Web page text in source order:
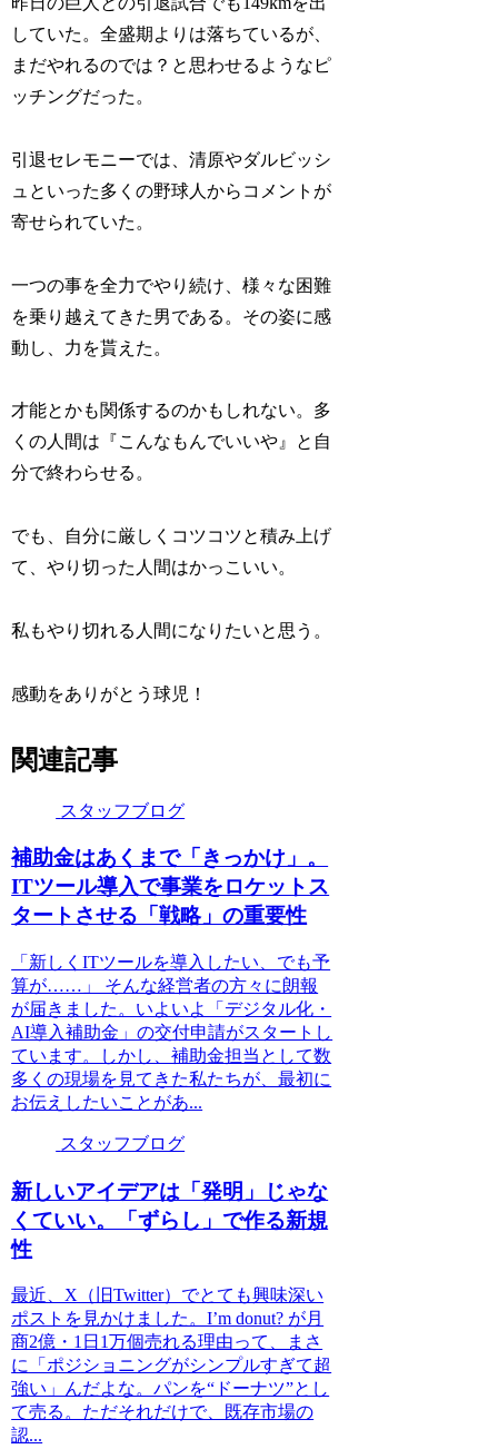
していた。全盛期よりは落ちているが、
まだやれるのでは？と思わせるようなピ
ッチングだった。
引退セレモニーでは、清原やダルビッシ
ュといった多くの野球人からコメントが
寄せられていた。
一つの事を全力でやり続け、様々な困難
を乗り越えてきた男である。その姿に感
動し、力を貰えた。
才能とかも関係するのかもしれない。多
くの人間は『こんなもんでいいや』と自
分で終わらせる。
でも、自分に厳しくコツコツと積み上げ
て、やり切った人間はかっこいい。
私もやり切れる人間になりたいと思う。
感動をありがとう球児！
関連記事
スタッフブログ
補助金はあくまで「きっかけ」。
ITツール導入で事業をロケットス
タートさせる「戦略」の重要性
「新しくITツールを導入したい、でも予
算が……」 そんな経営者の方々に朗報
が届きました。いよいよ「デジタル化・
AI導入補助金」の交付申請がスタートし
ています。しかし、補助金担当として数
多くの現場を見てきた私たちが、最初に
お伝えしたいことがあ...
スタッフブログ
新しいアイデアは「発明」じゃな
くていい。「ずらし」で作る新規
性
最近、X（旧Twitter）でとても興味深い
ポストを見かけました。I’m donut? が月
商2億・1日1万個売れる理由って、まさ
に「ポジショニングがシンプルすぎて超
強い」んだよな。パンを“ドーナツ”とし
て売る。ただそれだけで、既存市場の
認...